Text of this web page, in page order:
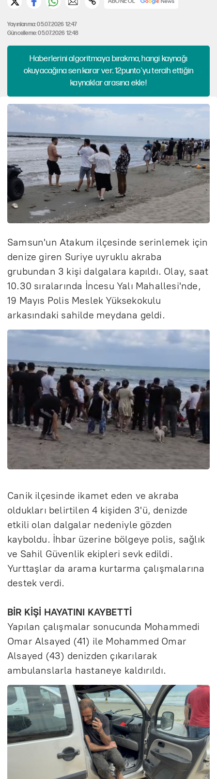
Yayınlanma: 05.07.2026 12:47
Güncelleme: 05.07.2026 12:48
Haberlerini algoritmaya bırakma, hangi kaynağı
okuyacağına sen karar ver. 12punto'yu tercih ettiğin
kaynaklar arasına ekle!
Samsun'un Atakum ilçesinde serinlemek için
denize giren Suriye uyruklu akraba
grubundan 3 kişi dalgalara kapıldı. Olay, saat
10.30 sıralarında İncesu Yalı Mahallesi'nde,
19 Mayıs Polis Meslek Yüksekokulu
arkasındaki sahilde meydana geldi.
Canik ilçesinde ikamet eden ve akraba
oldukları belirtilen 4 kişiden 3'ü, denizde
etkili olan dalgalar nedeniyle gözden
kayboldu. İhbar üzerine bölgeye polis, sağlık
ve Sahil Güvenlik ekipleri sevk edildi.
Yurttaşlar da arama kurtarma çalışmalarına
destek verdi.
BİR KİŞİ HAYATINI KAYBETTİ
Yapılan çalışmalar sonucunda Mohammedi
Omar Alsayed (41) ile Mohammed Omar
Alsayed (43) denizden çıkarılarak
ambulanslarla hastaneye kaldırıldı.